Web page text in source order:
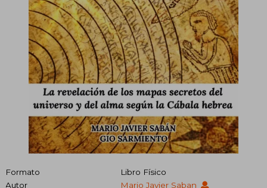
Formato
Libro Físico
Autor
Mario Javier Saban